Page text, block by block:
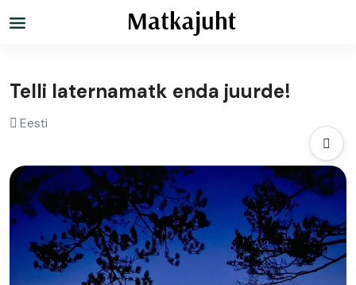
Telli laternamatk enda juurde!
Eesti